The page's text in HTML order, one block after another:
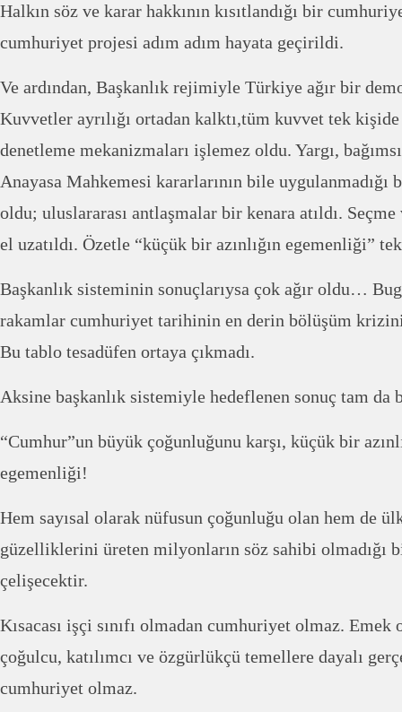
Halkın söz ve karar hakkının kısıtlandığı bir
cumhuriyet projesi adım adım hayata geçirildi.
Ve ardından, Başkanlık rejimiyle Türkiye ağır bir
Kuvvetler ayrılığı ortadan kalktı,tüm kuvvet tek kişide
denetleme mekanizmaları işlemez oldu. Yargı,
Anayasa Mahkemesi kararlarının bile uygulanmadığı
oldu; uluslararası antlaşmalar bir kenara atıldı.
el uzatıldı. Özetle “küçük bir azınlığın egemenliği”
Başkanlık sisteminin sonuçlarıysa çok ağır oldu…
rakamlar cumhuriyet tarihinin en derin bölüşüm krizini
Bu tablo tesadüfen ortaya çıkmadı.
Aksine başkanlık sistemiyle hedeflenen sonuç tam da
“Cumhur”un büyük çoğunluğunu karşı, küçük bir
egemenliği!
Hem sayısal olarak nüfusun çoğunluğu olan hem de
güzelliklerini üreten milyonların söz sahibi olmadığı
çelişecektir.
Kısacası işçi sınıfı olmadan cumhuriyet olmaz.
çoğulcu, katılımcı ve özgürlükçü temellere dayalı
cumhuriyet olmaz.